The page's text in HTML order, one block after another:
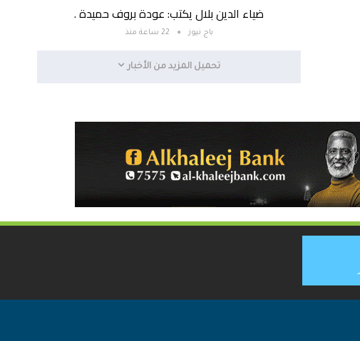
ضياء الدين بلال يكتب: عودة بروف حميدة .
باج نيوز 22 ساعة منذ
تحميل المزيد من الأخبار